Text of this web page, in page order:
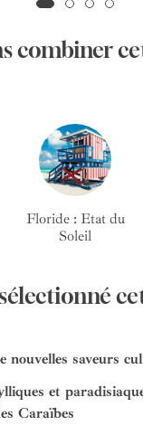
combiner
Floride : Etat du
Soleil
nouvelles saveurs
et
Caraïbes